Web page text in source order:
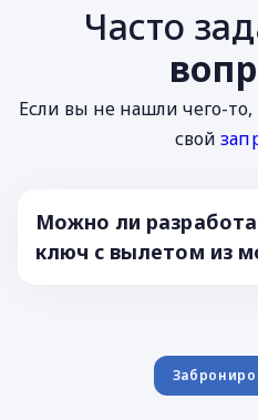
Часто
Если вы не нашли чего-то,
свой
Можно ли
ключ с вылетом из